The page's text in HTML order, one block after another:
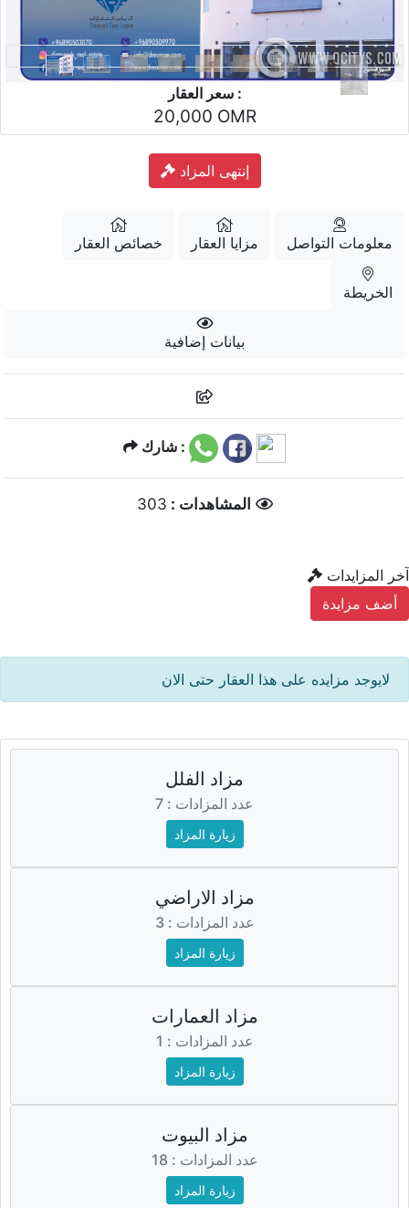
سعر العقار :
20,000 OMR
إنتهى المزاد
خصائص العقار مزايا العقار معلومات التواصل
الخريطة
بيانات إضافية
شارك :
المشاهدات :
آخر المزايدات
أضف مزايدة
لايوجد مزايده على هذا العقار حتى الان
مزاد الفلل
عدد المزادات : 7
زيارة المزاد
مزاد الاراضي
عدد المزادات : 3
زيارة المزاد
مزاد العمارات
عدد المزادات : 1
زيارة المزاد
مزاد البيوت
عدد المزادات : 18
زيارة المزاد